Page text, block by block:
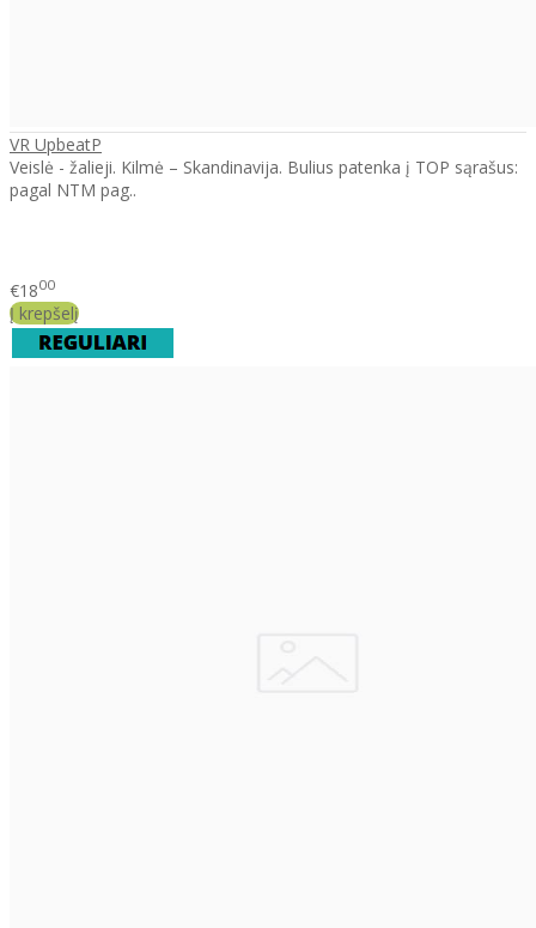
VR UpbeatP
Veislė - žalieji. Kilmė – Skandinavija. Bulius patenka į TOP sąrašus:
pagal NTM pag..
€1800
Į krepšelį